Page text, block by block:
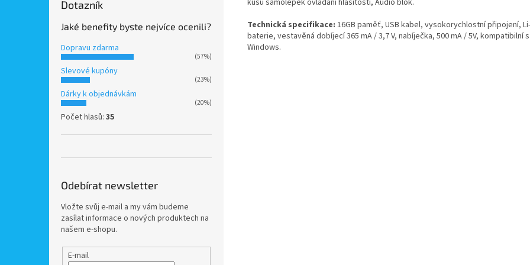
Dotazník
Jaké benefity byste nejvíce ocenili?
Dopravu zdarma
(57%)
Slevové kupóny
(23%)
Dárky k objednávkám
(20%)
Počet hlasů: 35
Odebírat newsletter
Vložte svůj e-mail a my vám budeme
zasílat informace o nových produktech na
našem e-shopu.
E-mail
Technická specifikace: 16GB paměť, USB kabel, vysokorychlostní připojení,
baterie, vestavěná dobíjecí 365 mA / 3,7 V, nabíječka, 500 mA / 5V, kompatibilní s
Windows.